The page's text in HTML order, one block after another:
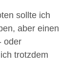
sollte ich
aber einen
oder
trotzdem